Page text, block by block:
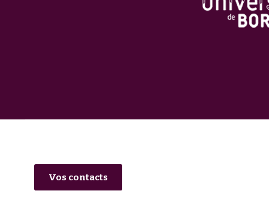
Vos contacts